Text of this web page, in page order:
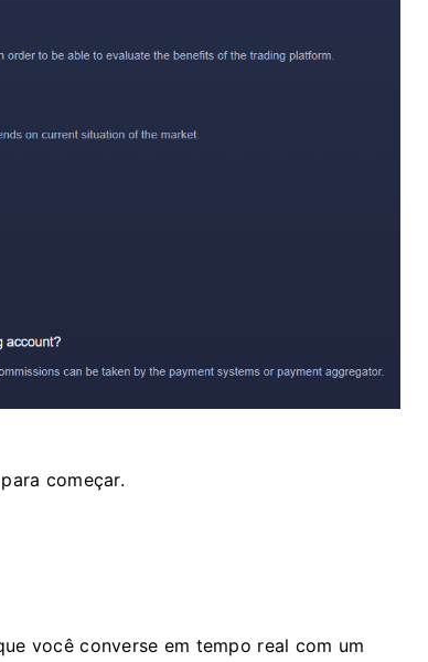
começar.
você converse em tempo real com um